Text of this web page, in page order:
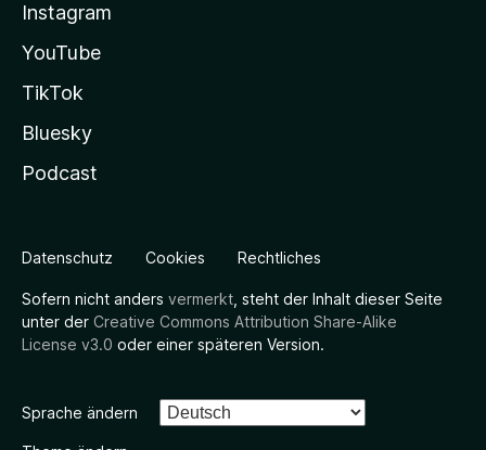
Instagram
YouTube
TikTok
Bluesky
Podcast
Datenschutz Cookies Rechtliches
Sofern nicht anders vermerkt , steht der Inhalt dieser Seite
unter der Creative Commons Attribution Share-Alike
License v3.0 oder einer späteren Version.
Sprache ändern